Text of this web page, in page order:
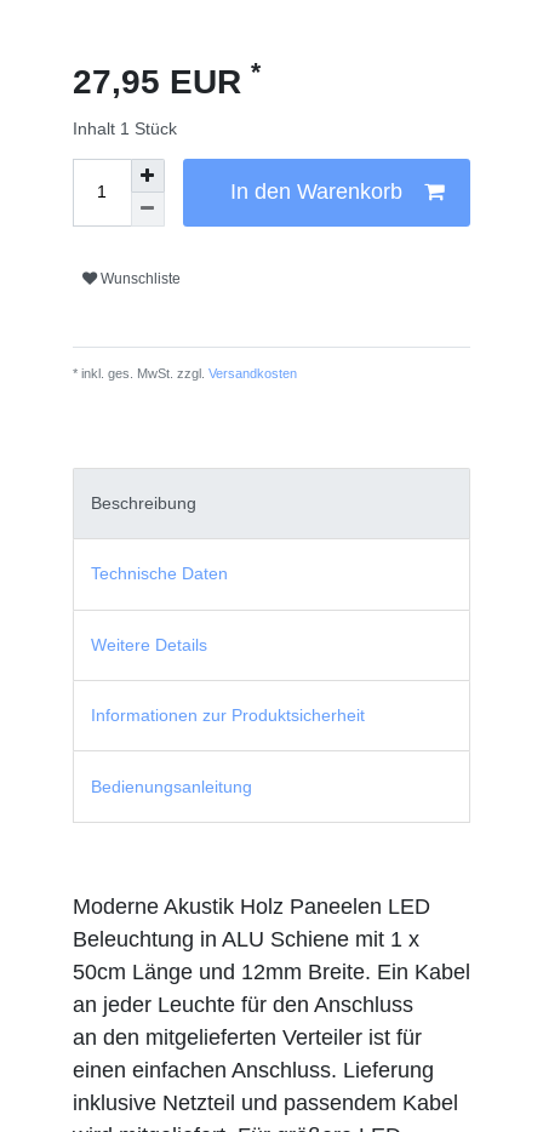
27,95 EUR *
Inhalt 1 Stück
In den Warenkorb
Wunschliste
* inkl. ges. MwSt. zzgl. Versandkosten
Beschreibung
Technische Daten
Weitere Details
Informationen zur Produktsicherheit
Bedienungsanleitung
Moderne Akustik Holz Paneelen LED
Beleuchtung in ALU Schiene mit 1 x
50cm Länge und 12mm Breite. Ein Kabel
an jeder Leuchte für den Anschluss
an den mitgelieferten Verteiler ist für
einen einfachen Anschluss. Lieferung
inklusive Netzteil und passendem Kabel